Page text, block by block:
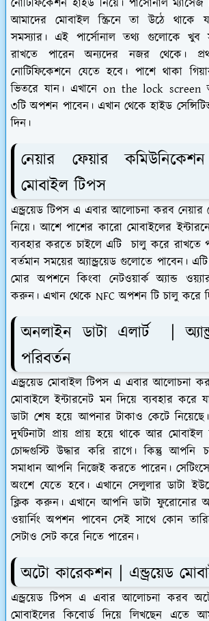
আমাদের মোবাইল স্ক্রিনে তা উঠে থাকে
সমস্যার। এই পার্সোনাল তথ্য গুলোকে
রাখতে পারেন অন্যদের নজর থেকে।
নোটিফিকেশনে যেতে হবে। পাশে থাকা
ভিতরে যান। এখানে on the lock screen
৩টি অপশন পাবেন। এখান থেকে হাইড
দিন।
নেয়ার ফেয়ার
মোবাইল টিপস
এন্ড্রয়েড টিপস এ এবার আলোচনা করব নেয়ার
নিয়ে। আশে পাশের কারো মোবাইলের
ব্যবহার করতে চাইলে এটি চালু করে রাখতে
বর্তমান সময়ের অ্যান্ড্রয়েড গুলোতে পাবেন।
মোর অপশনে কিংবা নেটওয়ার্ক অ্যান্ড
করুন। এখান থেকে NFC অপশন টি চালু করে
অনলাইন ডাটা এলার্ট |
পরিবর্তন
এন্ড্রয়েড মোবাইল টিপস এ এবার আলোচনা
মোবাইলে ইন্টারনেট মন দিয়ে ব্যবহার করে
ডাটা শেষ হয়ে আপনার টাকাও কেটে
দুর্ঘটনাটা প্রায় প্রায় হয়ে থাকে আর
চোদ্দগুস্টি উদ্ধার করি রাগে। কিন্তু আপনি
সমাধান আপনি নিজেই করতে পারেন।
অংশে যেতে হবে। এখানে সেলুলার ডাটা
ক্লিক করুন। এখানে আপনি ডাটা ফুরোনোর
ওয়ার্নিং অপশন পাবেন সেই সাথে কোন
সেটাও সেট করে নিতে পারেন।
অটো কারেকশন | এন্ড্রয়েড
এন্ড্রয়েড টিপস এ এবার আলোচনা করব
মোবাইলের কিবোর্ড দিয়ে লিখছেন এতে